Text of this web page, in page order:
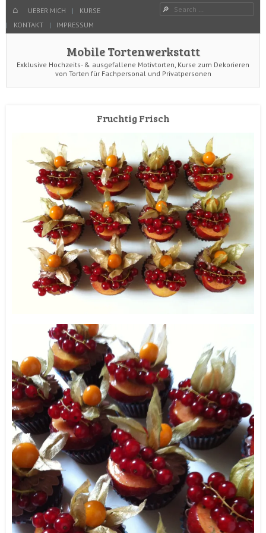
HOME
Menu
SKIP TO CONTENT
UEBER MICH
KURSE
KONTAKT
IMPRESSUM
Search
Mobile Tortenwerkstatt
Exklusive Hochzeits- & ausgefallene Motivtorten, Kurse zum Dekorieren
von Torten für Fachpersonal und Privatpersonen
Fruchtig Frisch